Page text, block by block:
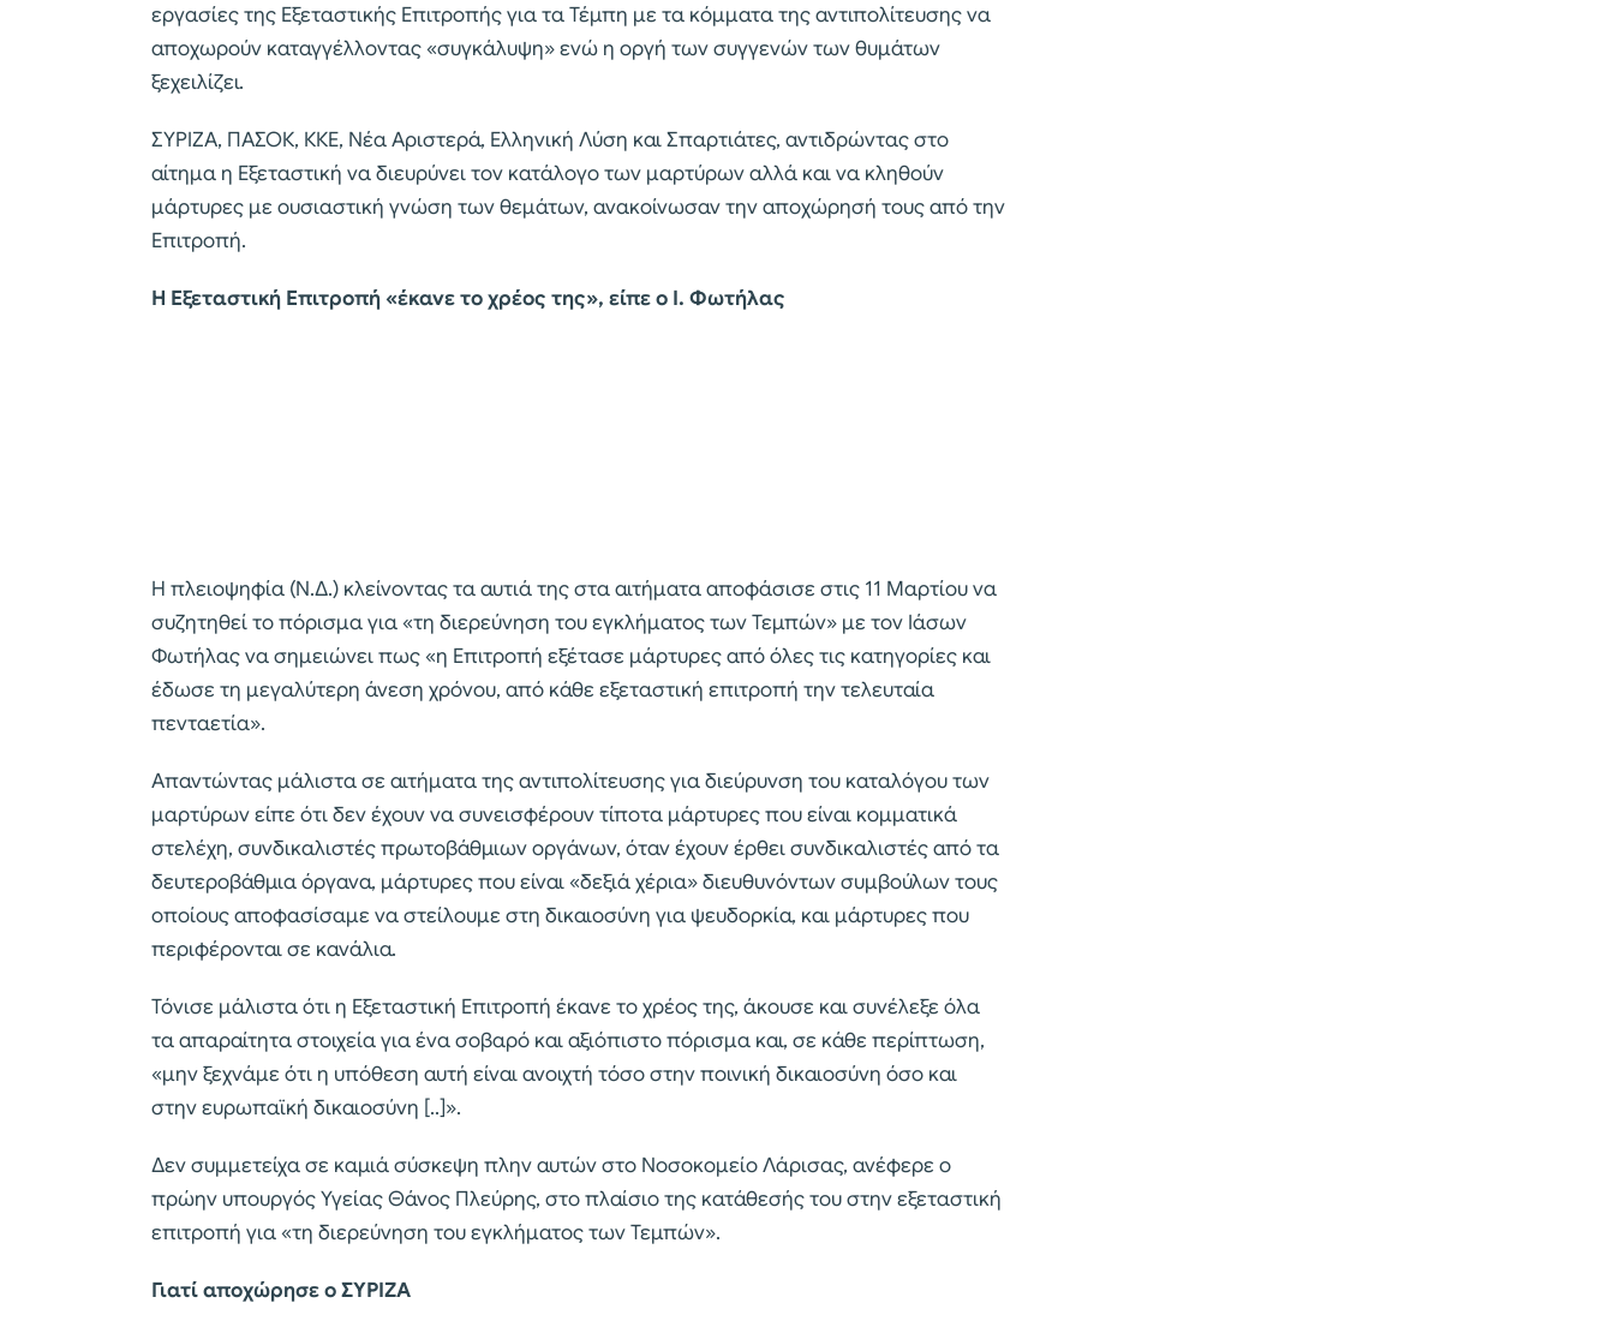
εργασίες της Εξεταστικής Επιτροπής για τα Τέμπη με τα κόμματα της αντιπολίτευσης να
αποχωρούν καταγγέλλοντας «συγκάλυψη» ενώ η οργή των συγγενών των θυμάτων
ξεχειλίζει.
ΣΥΡΙΖΑ, ΠΑΣΟΚ, ΚΚΕ, Νέα Αριστερά, Ελληνική Λύση και Σπαρτιάτες, αντιδρώντας στο
αίτημα η Εξεταστική να διευρύνει τον κατάλογο των μαρτύρων αλλά και να κληθούν
μάρτυρες με ουσιαστική γνώση των θεμάτων, ανακοίνωσαν την αποχώρησή τους από την
Επιτροπή.
Η Εξεταστική Επιτροπή «έκανε το χρέος της», είπε ο Ι. Φωτήλας
Η πλειοψηφία (Ν.Δ.) κλείνοντας τα αυτιά της στα αιτήματα αποφάσισε στις 11 Μαρτίου να
συζητηθεί το πόρισμα για «τη διερεύνηση του εγκλήματος των Τεμπών» με τον Ιάσων
Φωτήλας να σημειώνει πως «η Επιτροπή εξέτασε μάρτυρες από όλες τις κατηγορίες και
έδωσε τη μεγαλύτερη άνεση χρόνου, από κάθε εξεταστική επιτροπή την τελευταία
πενταετία».
Απαντώντας μάλιστα σε αιτήματα της αντιπολίτευσης για διεύρυνση του καταλόγου των
μαρτύρων είπε ότι δεν έχουν να συνεισφέρουν τίποτα μάρτυρες που είναι κομματικά
στελέχη, συνδικαλιστές πρωτοβάθμιων οργάνων, όταν έχουν έρθει συνδικαλιστές από τα
δευτεροβάθμια όργανα, μάρτυρες που είναι «δεξιά χέρια» διευθυνόντων συμβούλων τους
οποίους αποφασίσαμε να στείλουμε στη δικαιοσύνη για ψευδορκία, και μάρτυρες που
περιφέρονται σε κανάλια.
Τόνισε μάλιστα ότι η Εξεταστική Επιτροπή έκανε το χρέος της, άκουσε και συνέλεξε όλα
τα απαραίτητα στοιχεία για ένα σοβαρό και αξιόπιστο πόρισμα και, σε κάθε περίπτωση,
«μην ξεχνάμε ότι η υπόθεση αυτή είναι ανοιχτή τόσο στην ποινική δικαιοσύνη όσο και
στην ευρωπαϊκή δικαιοσύνη [..]».
Δεν συμμετείχα σε καμιά σύσκεψη πλην αυτών στο Νοσοκομείο Λάρισας, ανέφερε ο
πρώην υπουργός Υγείας Θάνος Πλεύρης, στο πλαίσιο της κατάθεσής του στην εξεταστική
επιτροπή για «τη διερεύνηση του εγκλήματος των Τεμπών».
Γιατί αποχώρησε ο ΣΥΡΙΖΑ